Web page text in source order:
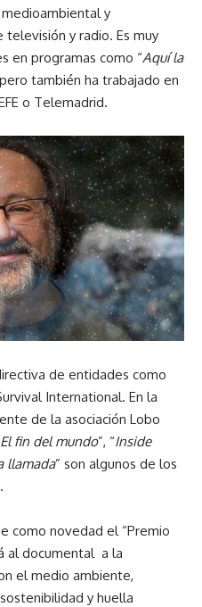
y
y radio. Es muy
en programas como “Aquí la
pero también ha trabajado en
o Telemadrid.
de entidades como
International. En la
de la asociación Lobo
fin del mundo”, “Inside
llamada” son algunos de los
como novedad el “Premio
al documental a la
el medio ambiente,
y huella